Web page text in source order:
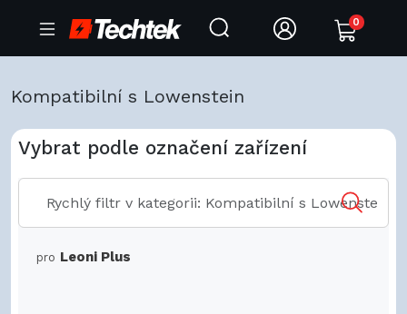
0
Kompatibilní s Lowenstein
Vybrat podle označení zařízení
pro Leoni Plus